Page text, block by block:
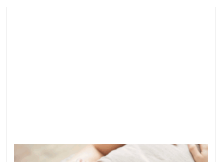
こんなにすごい♪デコルテトリートメントの効果